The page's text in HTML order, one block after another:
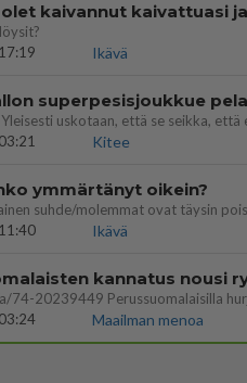
kaivannut kaivattuasi ja
Ikävä
Kitee
ymmärtänyt oikein?
suhde/molemmat ovat täysin
Ikävä
Maailman menoa